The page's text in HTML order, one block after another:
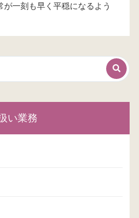
一刻も早く平穏になるよう
い業務